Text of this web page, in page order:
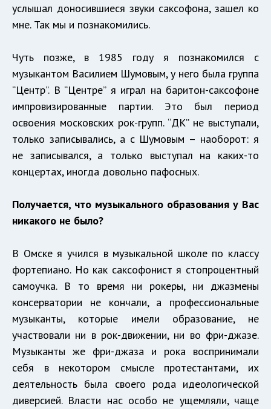
услышал доносившиеся звуки саксофона, зашел ко
мне. Так мы и познакомились.
Чуть позже, в 1985 году я познакомился с
музыкантом Василием Шумовым, у него была группа
“Центр”. В “Центре” я играл на баритон-саксофоне
импровизированные партии. Это был период
освоения московских рок-групп. “ДК” не выступали,
только записывались, а с Шумовым – наоборот: я
не записывался, а только выступал на каких-то
концертах, иногда довольно пафосных.
Получается, что музыкального образования у Вас
никакого не было?
В Омске я учился в музыкальной школе по классу
фортепиано. Но как саксофонист я стопроцентный
самоучка. В то время ни рокеры, ни джазмены
консерватории не кончали, а профессиональные
музыканты, которые имели образование, не
участвовали ни в рок-движении, ни во фри-джазе.
Музыканты же фри-джаза и рока воспринимали
себя в некотором смысле протестантами, их
деятельность была своего рода идеологической
диверсией. Власти нас особо не ущемляли, чаще